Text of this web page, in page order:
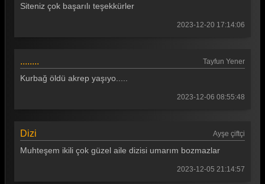
Siteniz çok başarılı teşekkürler
2023-12-20 17:14:06
........ Tayfun Yener
Kurbağ öldü akrep yaşıyo.....
2023-12-06 08:55:48
Dizi Ayşe çiftçi
Muhteşem ikili çok güzel aile dizisi umarım bozmazlar
2023-12-05 21:14:57